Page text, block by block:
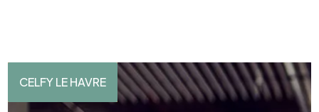
CELFY LE HAVRE